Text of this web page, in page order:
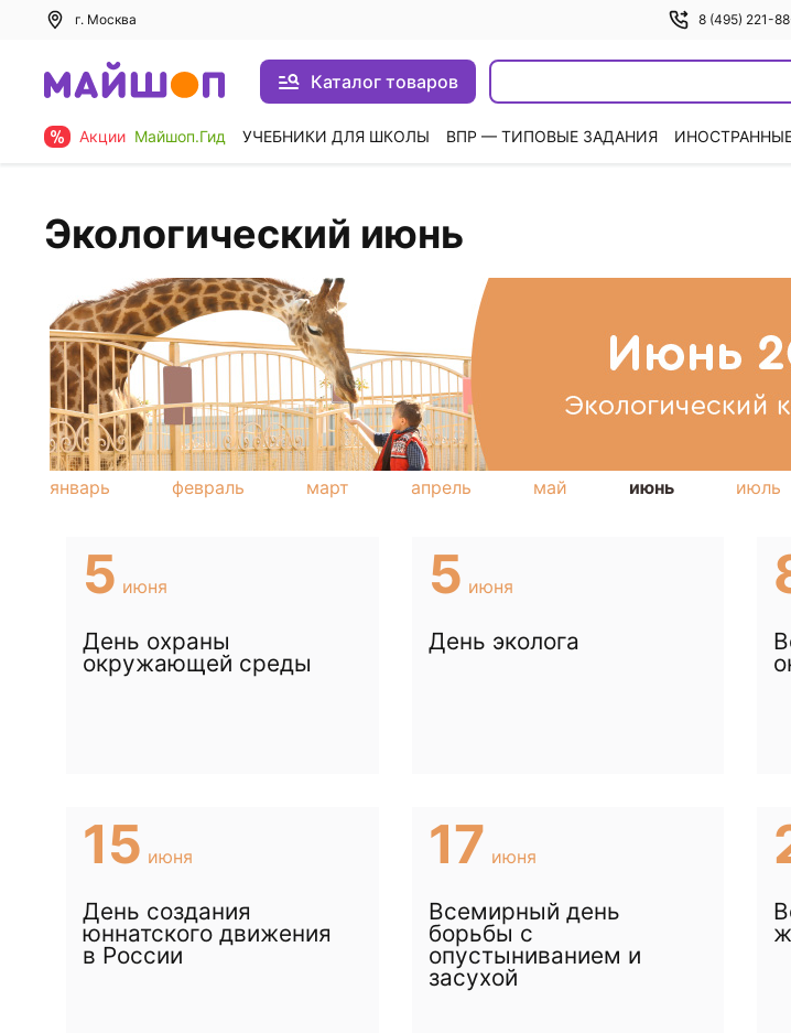
г. Москва 8 (495) 221-
Каталог товаров
Акции Майшоп.Гид УЧЕБНИКИ ДЛЯ ШКОЛЫ ВПР — ТИПОВЫЕ ЗАДАНИЯ
Экологический июнь
январь февраль март апрель май июнь июль
5 июня
День охраны
окружающей среды
5 июня
День эколога
15 июня
День создания
юннатского движения
в России
17 июня
Всемирный день
борьбы с
опустыниванием и
засухой